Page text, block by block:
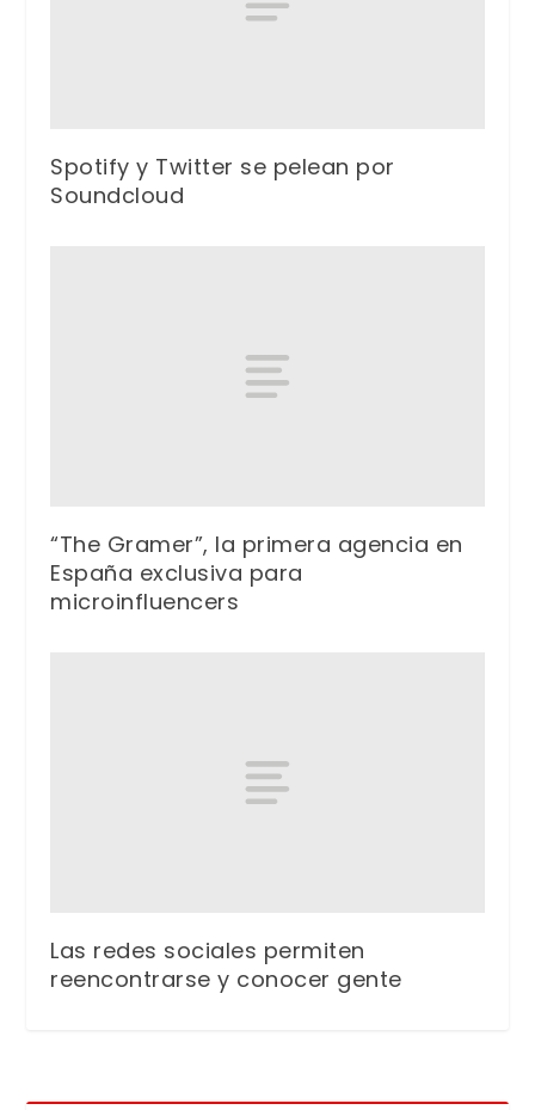
Spotify y Twitter se pelean por
Soundcloud
“The Gramer”, la primera agencia en
España exclusiva para
microinfluencers
Las redes sociales permiten
reencontrarse y conocer gente